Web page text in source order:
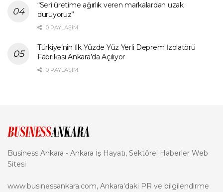
“Seri üretime ağırlık veren markalardan uzak
duruyoruz”
0 PAYLAŞIM
Türkiye’nin İlk Yüzde Yüz Yerli Deprem İzolatörü
Fabrikası Ankara’da Açılıyor
0 PAYLAŞIM
Business Ankara - Ankara İş Hayatı, Sektörel Haberler Web
Sitesi
www.businessankara.com, Ankara'daki PR ve bilgilendirme